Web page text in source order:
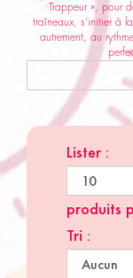
Trappeur », pour
traîneaux, s’initier à
autrement, au
Lister :
produits
Tri :